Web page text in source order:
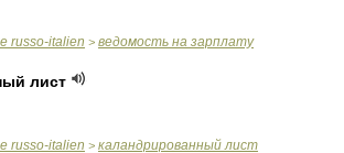
russo-italien > ведомость на зарплату
лист
russo-italien > каландрированный лист